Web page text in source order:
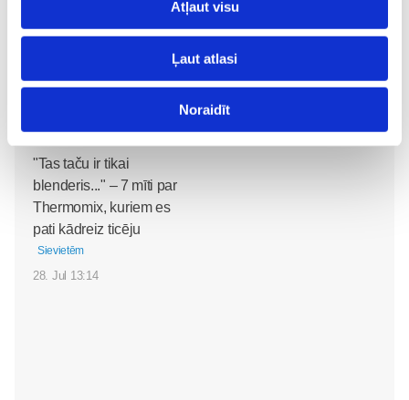
Atļaut visu
Ļaut atlasi
Noraidīt
31. Jul 09:45
"Tas taču ir tikai
blenderis..." – 7 mīti par
Thermomix, kuriem es
pati kādreiz ticēju
Sievietēm
28. Jul 13:14